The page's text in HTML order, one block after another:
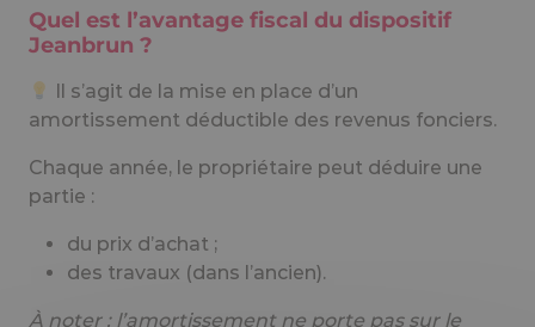
Quel est l’avantage fiscal du dispositif
Jeanbrun ?
Il s’agit de la mise en place d’un
amortissement déductible des revenus fonciers.
Chaque année, le propriétaire peut déduire une
partie :
du prix d’achat ;
des travaux (dans l’ancien).
À noter : l’amortissement ne porte pas sur le